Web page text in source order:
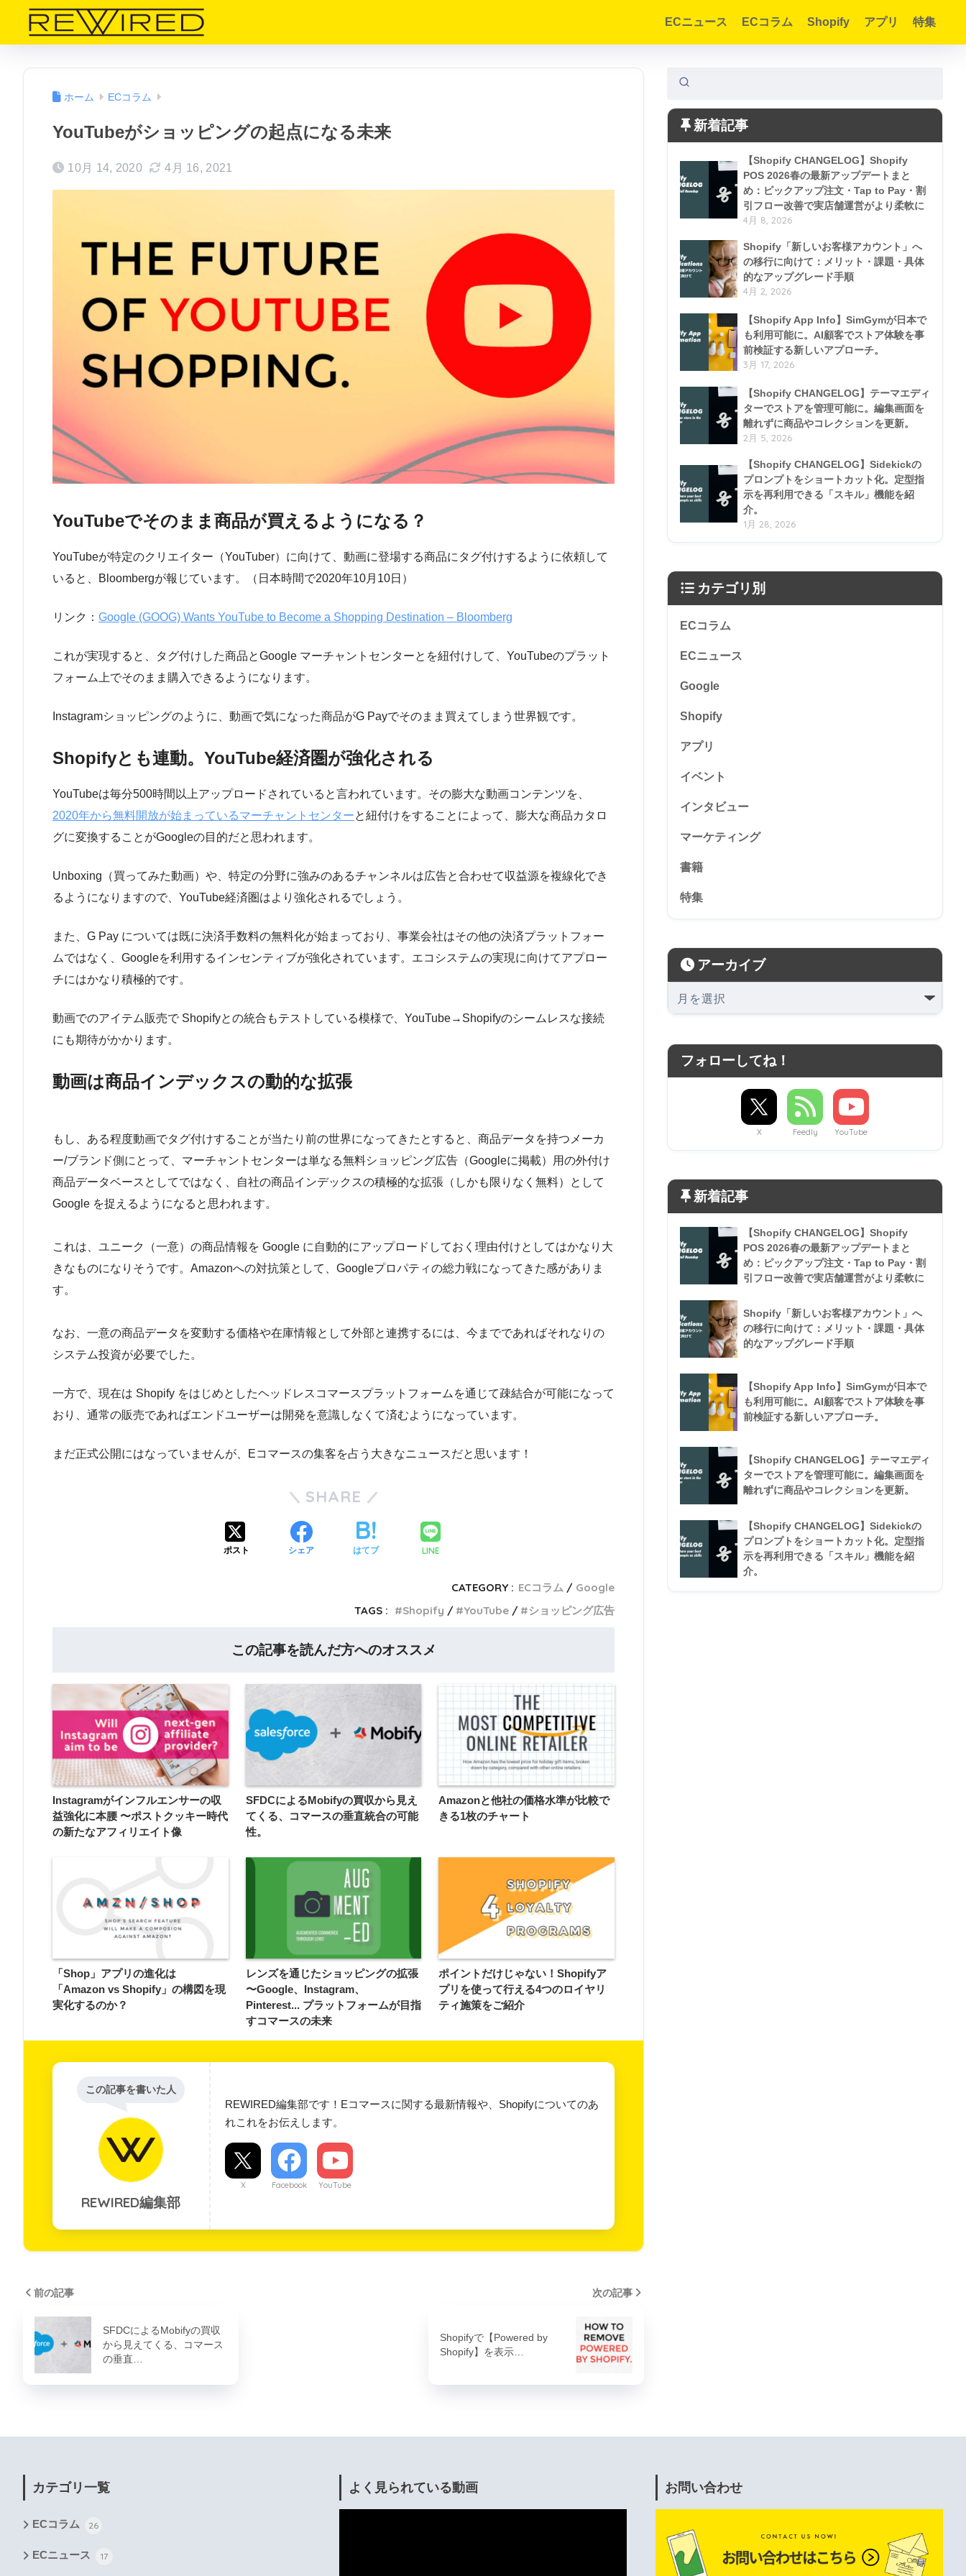
ECニュース ECコラム Shopify アプリ 特集
ホーム ECコラム
YouTubeがショッピングの起点になる未来
10月 14, 2020 4月 16, 2021
YouTubeでそのまま商品が買えるようになる？
YouTubeが特定のクリエイター（YouTuber）に向けて、動画に登場する商品にタグ付けするように依頼して
いると、Bloombergが報じています。（日本時間で2020年10月10日）
リンク： Google (GOOG) Wants YouTube to Become a Shopping Destination – Bloomberg
これが実現すると、タグ付けした商品とGoogle マーチャントセンターとを紐付けして、YouTubeのプラット
フォーム上でそのまま購入できるようになります。
Instagramショッピングのように、動画で気になった商品がG Payでそのまま買えてしまう世界観です。
Shopifyとも連動。YouTube経済圏が強化される
YouTubeは毎分500時間以上アップロードされていると言われています。その膨大な動画コンテンツを、
2020年から無料開放が始まっているマーチャントセンターと紐付けをすることによって、膨大な商品カタロ
グに変換することがGoogleの目的だと思われます。
Unboxing（買ってみた動画）や、特定の分野に強みのあるチャンネルは広告と合わせて収益源を複線化でき
るようになりますので、YouTube経済圏はより強化されるでしょう。
また、G Pay については既に決済手数料の無料化が始まっており、事業会社はその他の決済プラットフォー
ムではなく、Googleを利用するインセンティブが強化されています。エコシステムの実現に向けてアプロー
チにはかなり積極的です。
動画でのアイテム販売で Shopifyとの統合もテストしている模様で、YouTube→Shopifyのシームレスな接続
にも期待がかかります。
動画は商品インデックスの動的な拡張
もし、ある程度動画でタグ付けすることが当たり前の世界になってきたとすると、商品データを持つメーカ
ー/ブランド側にとって、マーチャントセンターは単なる無料ショッピング広告（Googleに掲載）用の外付け
商品データベースとしてではなく、自社の商品インデックスの積極的な拡張（しかも限りなく無料）として
Google を捉えるようになると思われます。
これは、ユニーク（一意）の商品情報を Google に自動的にアップロードしておく理由付けとしてはかなり大
きなものになりそうです。Amazonへの対抗策として、Googleプロパティの総力戦になってきた感がありま
す。
なお、一意の商品データを変動する価格や在庫情報として外部と連携するには、今までであればそれなりの
システム投資が必要でした。
一方で、現在は Shopify をはじめとしたヘッドレスコマースプラットフォームを通じて疎結合が可能になって
おり、通常の販売であればエンドユーザーは開発を意識しなくて済むようになっています。
まだ正式公開にはなっていませんが、Eコマースの集客を占う大きなニュースだと思います！
SHARE
ポスト シェア はてブ LINE
CATEGORY : ECコラム
Google
TAGS :
Shopify YouTube ショッピング広告
この記事を読んだ方へのオススメ
Instagramがインフルエンサーの収
益強化に本腰 〜ポストクッキー時代
の新たなアフィリエイト像
SFDCによるMobifyの買収から見え
てくる、コマースの垂直統合の可能
性。
Amazonと他社の価格水準が比較で
きる1枚のチャート
「Shop」アプリの進化は
「Amazon vs Shopify」の構図を現
実化するのか？
レンズを通じたショッピングの拡張
〜Google、Instagram、
Pinterest... プラットフォームが目指
すコマースの未来
ポイントだけじゃない！Shopifyア
プリを使って行える4つのロイヤリ
ティ施策をご紹介
この記事を書いた人
REWIRED編集部
REWIRED編集部です！Eコマースに関する最新情報や、Shopifyについてのあ
れこれをお伝えします。
X Facebook YouTube
前の記事
SFDCによるMobifyの買収
から見えてくる、コマース
の垂直…
次の記事
Shopifyで【Powered by
Shopify】を表示…
新着記事
【Shopify CHANGELOG】Shopify
POS 2026春の最新アップデートまと
め：ピックアップ注文・Tap to Pay・割
引フロー改善で実店舗運営がより柔軟に
4月 8, 2026
Shopify「新しいお客様アカウント」へ
の移行に向けて：メリット・課題・具体
的なアップグレード手順
4月 2, 2026
【Shopify App Info】SimGymが日本で
も利用可能に。AI顧客でストア体験を事
前検証する新しいアプローチ。
3月 17, 2026
【Shopify CHANGELOG】テーマエディ
ターでストアを管理可能に。編集画面を
離れずに商品やコレクションを更新。
2月 5, 2026
【Shopify CHANGELOG】Sidekickの
プロンプトをショートカット化。定型指
示を再利用できる「スキル」機能を紹
介。
1月 28, 2026
カテゴリ別
ECコラム
ECニュース
Google
Shopify
アプリ
イベント
インタビュー
マーケティング
書籍
特集
アーカイブ
フォローしてね！
X Feedly YouTube
新着記事
【Shopify CHANGELOG】Shopify
POS 2026春の最新アップデートまと
め：ピックアップ注文・Tap to Pay・割
引フロー改善で実店舗運営がより柔軟に
Shopify「新しいお客様アカウント」へ
の移行に向けて：メリット・課題・具体
的なアップグレード手順
【Shopify App Info】SimGymが日本で
も利用可能に。AI顧客でストア体験を事
前検証する新しいアプローチ。
【Shopify CHANGELOG】テーマエディ
ターでストアを管理可能に。編集画面を
離れずに商品やコレクションを更新。
【Shopify CHANGELOG】Sidekickの
プロンプトをショートカット化。定型指
示を再利用できる「スキル」機能を紹
介。
カテゴリ一覧
ECコラム 26
ECニュース 17
よく見られている動画 お問い合わせ